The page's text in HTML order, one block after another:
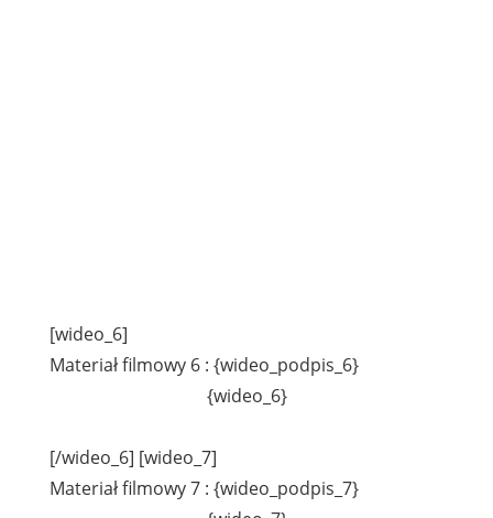
[wideo_6]
Materiał filmowy 6 : {wideo_podpis_6}
{wideo_6}
[/wideo_6] [wideo_7]
Materiał filmowy 7 : {wideo_podpis_7}